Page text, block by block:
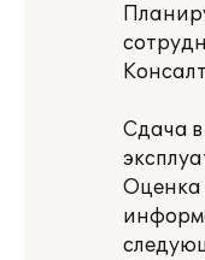
Сдача
Оценка